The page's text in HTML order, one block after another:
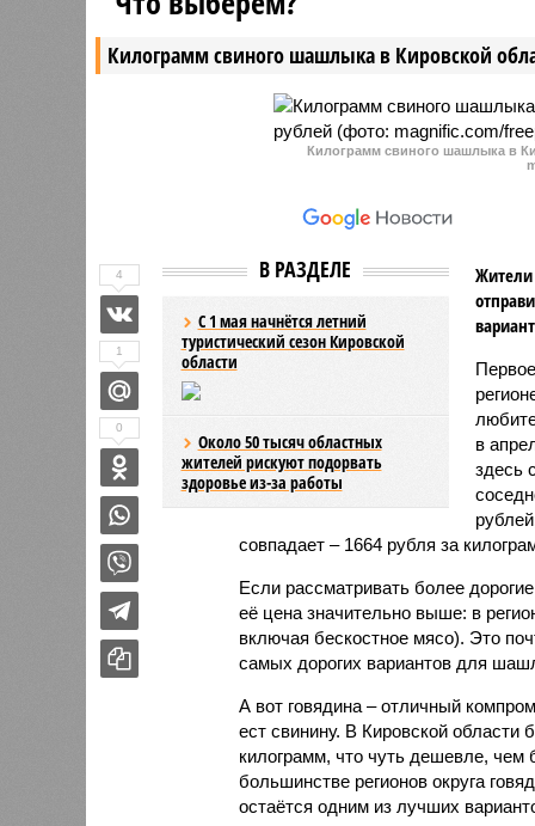
более 9000 заявлений и контроль
за охраной объектов ТЭК.
уволить
ЖКХ
Килограмм свиного шашлыка в Кировской
Килограмм свиного шашлыка в
В РАЗДЕЛЕ
С 1 мая начнётся летний
туристический сезон Кировской
области
Около 50 тысяч областных
жителей рискуют подорвать
здоровье из-за работы
Жители
в
здесь
совпадает – 1664 рубля за
Если рассматривать более
её цена значительно выше: в
включая бескостное мясо). Это
самых дорогих вариантов для
А вот говядина – отличный
ест свинину. В Кировской области
килограмм, что чуть дешевле, чем
большинстве регионов округа
остаётся одним из лучших
4
1
0